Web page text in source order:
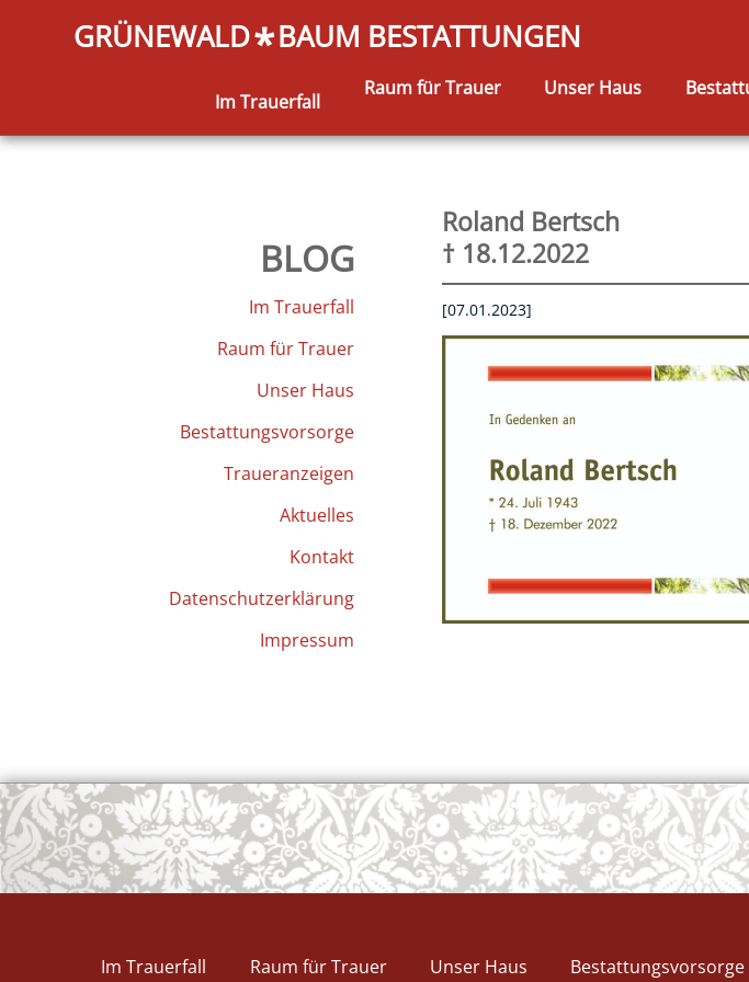
OK
European
GRÜNEWALD*BAUM BESTATTUNGEN
Im Trauerfall
Raum für Trauer Unser Haus
BLOG
Im Trauerfall
Raum für Trauer
Unser Haus
Bestattungsvorsorge
Traueranzeigen
Aktuelles
Kontakt
Datenschutzerklärung
Impressum
Roland Bertsch
† 18.12.2022
[07.01.2023]
Im Trauerfall Raum für Trauer Unser Haus Bestattungsvorsorge